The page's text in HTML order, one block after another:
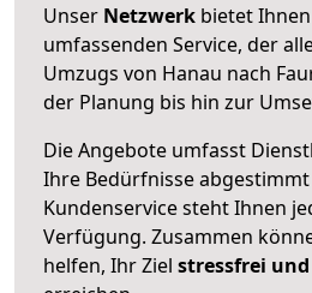
Unser Netzwerk bietet
umfassenden Service, der
Umzugs von Hanau nach
der Planung bis hin zur
Die Angebote umfasst
Ihre Bedürfnisse
Kundenservice steht Ihnen
Verfügung. Zusammen
helfen, Ihr Ziel stressfrei